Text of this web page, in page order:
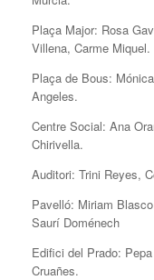
Plaça Major: Rosa
Villena, Carme Miquel.
Plaça de Bous:
Angeles.
Centre Social: Ana
Chirivella.
Auditori: Trini Reyes,
Pavelló: Miriam
Saurí Doménech
Edifici del Prado:
Cruañes.